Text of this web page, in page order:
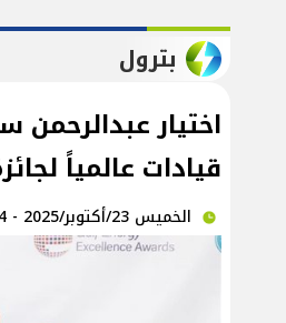
بترول
قيادات عالمياً
الخميس 23/أكتوبر/2025 - 03:54 م